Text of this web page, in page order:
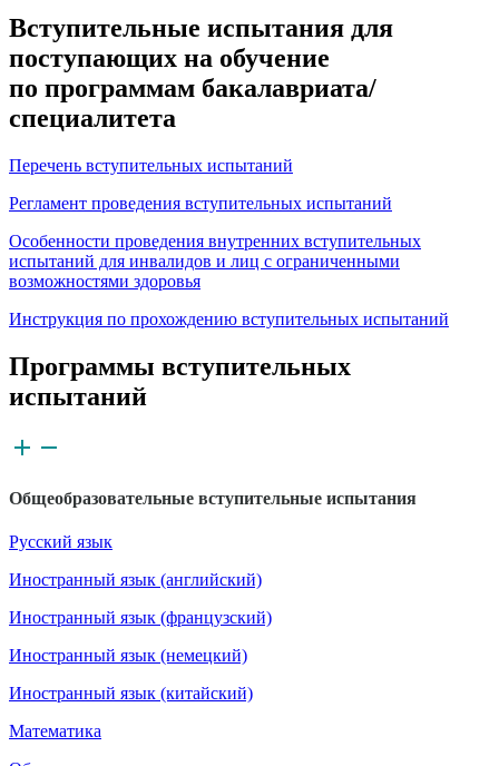
Вступительные испытания для
поступающих на обучение
по программам бакалавриата/
специалитета
Перечень вступительных испытаний
Регламент проведения вступительных испытаний
Особенности проведения внутренних вступительных
испытаний для инвалидов и лиц с ограниченными
возможностями здоровья
Инструкция по прохождению вступительных испытаний
Программы вступительных
испытаний
Общеобразовательные вступительные испытания
Русский язык
Иностранный язык (английский)
Иностранный язык (французский)
Иностранный язык (немецкий)
Иностранный язык (китайский)
Математика